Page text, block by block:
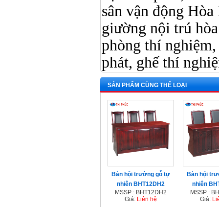
sân vận động
giường nội trú
phòng thí
phát, ghế thí
SẢN PHẨM CÙNG THỂ LOẠI
Bàn hội trường gỗ tự
nhiên BHT12DH2
MSSP : BHT12DH2
Giá: Liên hệ
Bàn hội
nhiên
MSSP :
Giá: